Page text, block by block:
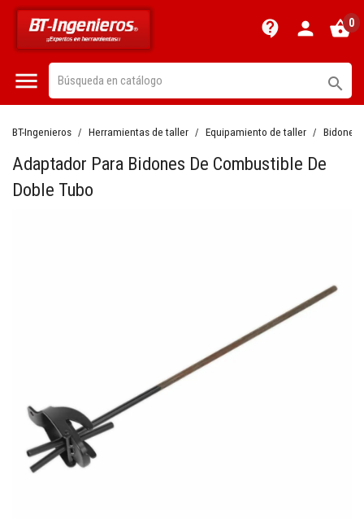
contact_support person shopping_basket0
 
BT-Ingenieros Herramientas de taller Equipamiento de taller Bidones
Adaptador Para Bidones De Combustible De
Doble Tubo